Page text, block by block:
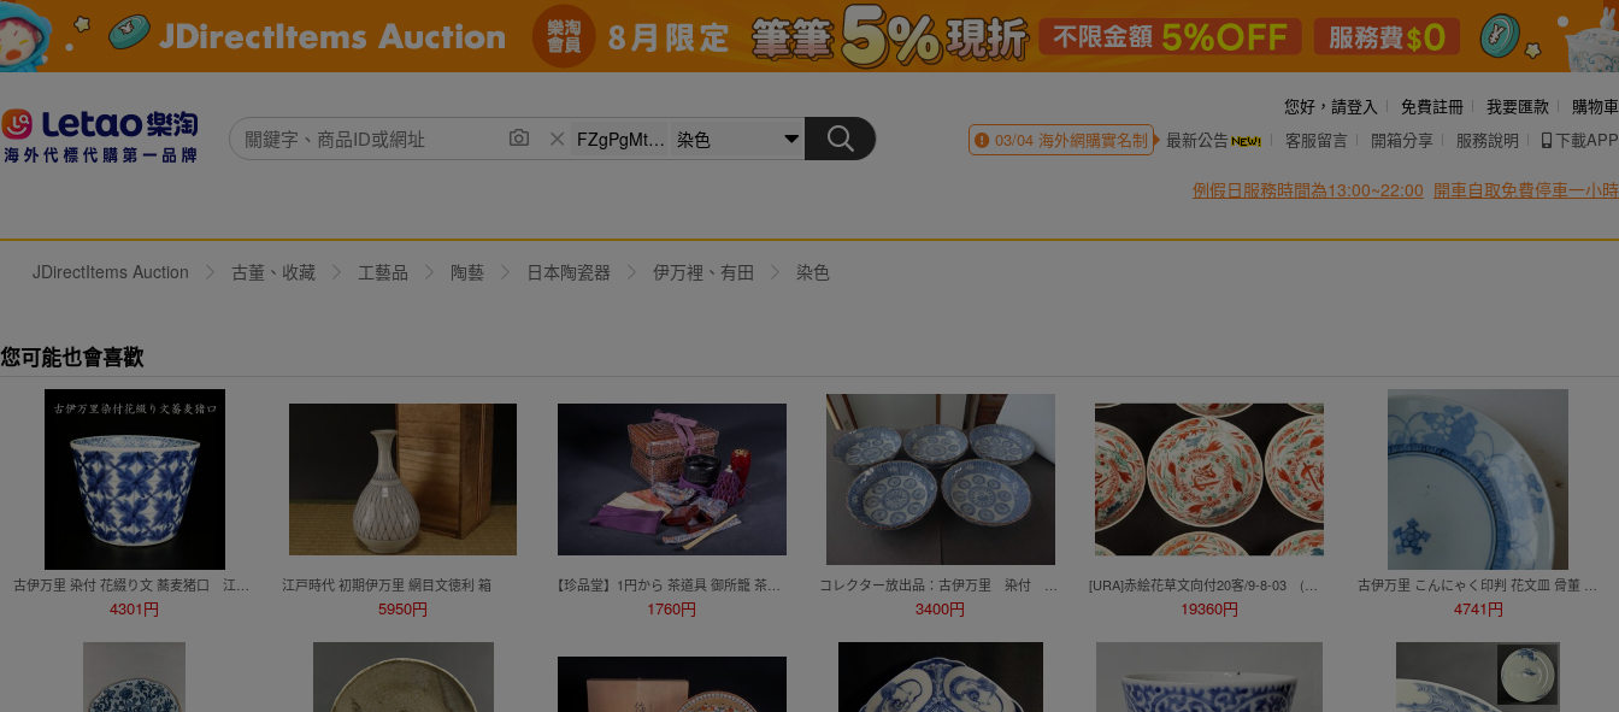
您好， 請登入 免費註冊 我要匯款
購物車
03/04海外網購實名制 最新公告 客服留言 開箱分享 服務說明 下載APP
例假日服務時間為13:00~22:00 開車自取免費停車一小時
JDirectItems Auction 古董、收藏 工藝品 陶藝 日本陶瓷器 伊万裡、有田 染色
您可能也會喜歡
4301円
江戸時代 初期伊万里 網目文徳利 箱
5950円 1760円 3400円 19360円 4741円